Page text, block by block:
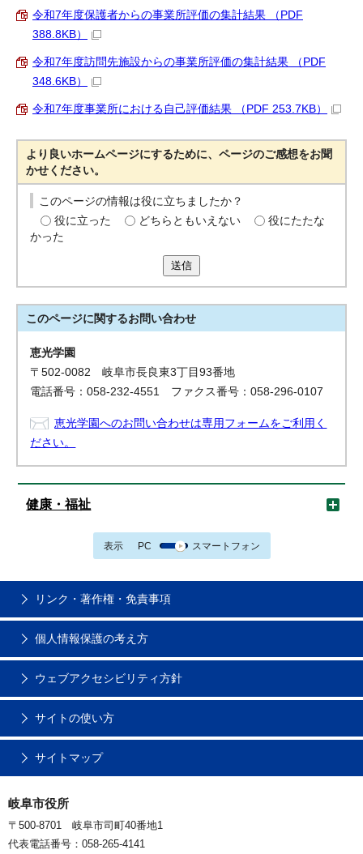
令和7年度保護者からの事業所評価の集計結果 （PDF
388.8KB）
令和7年度訪問先施設からの事業所評価の集計結果 （PDF
348.6KB）
令和7年度事業所における自己評価結果 （PDF 253.7KB）
より良いホームページにするために、ページのご感想をお聞
かせください。
このページの情報は役に立ちましたか？
役に立った
どちらともいえない
役にたたな
かった
送信
このページに関するお問い合わせ
恵光学園
〒502-0082 岐阜市長良東3丁目93番地
電話番号：058-232-4551 ファクス番号：058-296-0107
恵光学園へのお問い合わせは専用フォームをご利用く
ださい。
健康・福祉
表示 PC スマートフォン
リンク・著作権・免責事項
個人情報保護の考え方
ウェブアクセシビリティ方針
サイトの使い方
サイトマップ
岐阜市役所
〒500-8701 岐阜市司町40番地1
代表電話番号：058-265-4141